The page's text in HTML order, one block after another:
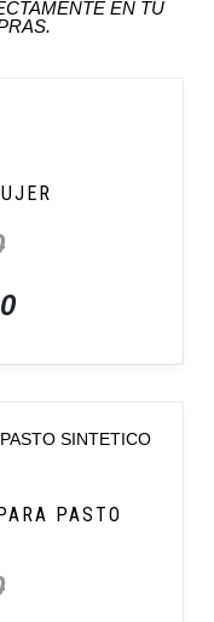
EN TU
PASTO